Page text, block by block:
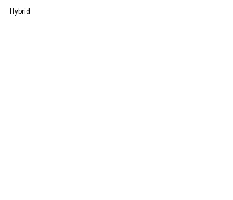
Hybrid